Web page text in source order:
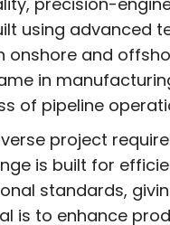
using advanced
and
in
of pipeline
project
is built for
standards,
is to enhance